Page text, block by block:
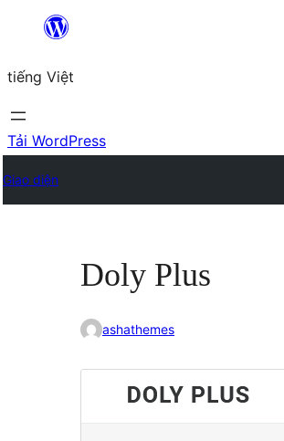
Chuyển
phần
nội
dung
tiếng Việt
Tải WordPress
Giao diện
Doly Plus
ashathemes